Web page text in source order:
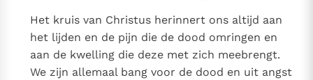
Het kruis van Christus herinnert ons altijd aan
het lijden en de pijn die de dood omringen en
aan de kwelling die deze met zich meebrengt.
We zijn allemaal bang voor de dood en uit angst